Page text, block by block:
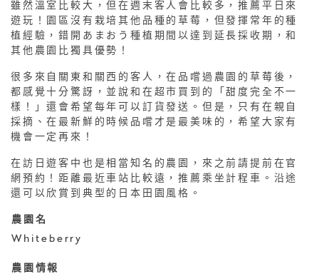
雖然溫室比較大，但在週末客人會比較多，推薦平日來
遊玩！園區沒有栽培其他品種的草莓，但發揮常年的種
植經驗，錯開あまおう種植期間以達到延長採收期，和
其他農園比獨具優勢！
很多來自關東和關西的客人，在品嚐過農園的草莓後，
都感覺十分驚訝，並說和在超市買到的「甜度完全不一
樣！」還會希望每年可以訂貨發送。但是，只有在親自
採摘、在最新鮮的時候品嚐才是最美味的，希望大家有
機會一定再來！
在訪日遊客中也是相當知名的農園，來之前請提前在官
網預約！距離最近車站比較遠，推薦乘坐計程車。沿途
還可以欣賞到典型的日本田園風格。
農園名
Whiteberry
農園情報